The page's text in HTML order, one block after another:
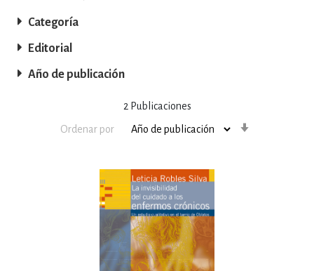
2 Publicaciones
Ordenar por
Categoría
Editorial
Año de publicación